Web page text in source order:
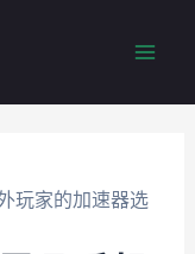
玩家的加速器选